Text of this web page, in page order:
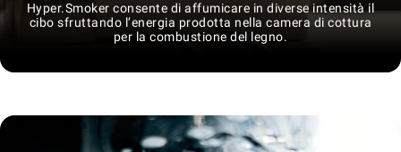
Hyper.Smoker consente di affumicare in diverse intensità il
cibo sfruttando l’energia prodotta nella camera di cottura
per la combustione del legno.